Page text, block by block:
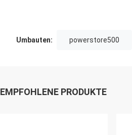
Umbauten: powerstore500
EMPFOHLENE PRODUKTE